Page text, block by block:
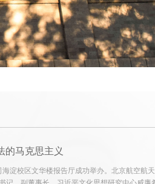
的马克思主义
淀校区文华楼报告厅成功举办。北京航空航